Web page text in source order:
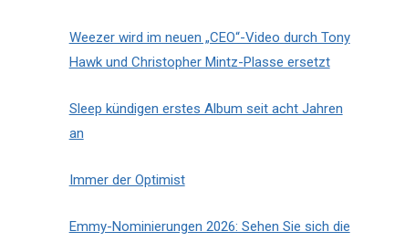
Weezer wird im neuen „CEO“-Video durch Tony
Hawk und Christopher Mintz-Plasse ersetzt
Sleep kündigen erstes Album seit acht Jahren
an
Immer der Optimist
Emmy-Nominierungen 2026: Sehen Sie sich die